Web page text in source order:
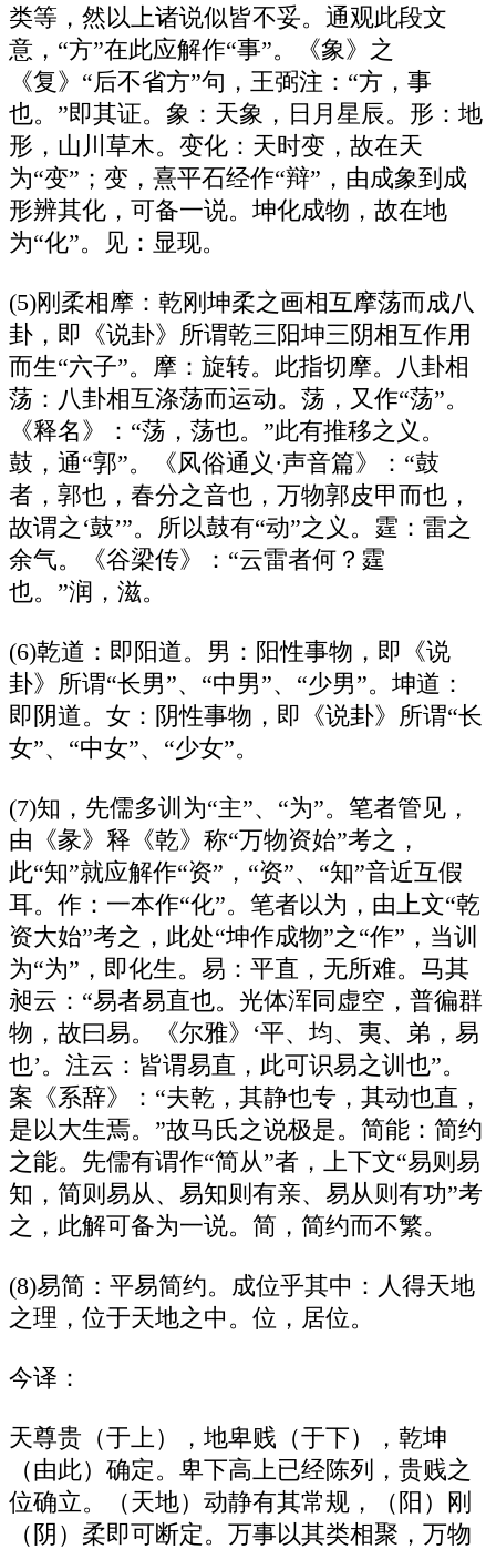
类等，然以上诸说似皆不妥。通观此段文
意，“方”在此应解作“事”。《象》之
《复》“后不省方”句，王弼注：“方，事
也。”即其证。象：天象，日月星辰。形：地
形，山川草木。变化：天时变，故在天
为“变”；变，熹平石经作“辩”，由成象到成
形辨其化，可备一说。坤化成物，故在地
为“化”。见：显现。
(5)刚柔相摩：乾刚坤柔之画相互摩荡而成八
卦，即《说卦》所谓乾三阳坤三阴相互作用
而生“六子”。摩：旋转。此指切摩。八卦相
荡：八卦相互涤荡而运动。荡，又作“荡”。
《释名》：“荡，荡也。”此有推移之义。
鼓，通“郭”。《风俗通义·声音篇》：“鼓
者，郭也，春分之音也，万物郭皮甲而也，
故谓之‘鼓’”。所以鼓有“动”之义。霆：雷之
余气。《谷梁传》：“云雷者何？霆
也。”润，滋。
(6)乾道：即阳道。男：阳性事物，即《说
卦》所谓“长男”、“中男”、“少男”。坤道：
即阴道。女：阴性事物，即《说卦》所谓“长
女”、“中女”、“少女”。
(7)知，先儒多训为“主”、“为”。笔者管见，
由《彖》释《乾》称“万物资始”考之，
此“知”就应解作“资”，“资”、“知”音近互假
耳。作：一本作“化”。笔者以为，由上文“乾
资大始”考之，此处“坤作成物”之“作”，当训
为“为”，即化生。易：平直，无所难。马其
昶云：“易者易直也。光体浑同虚空，普徧群
物，故曰易。《尔雅》‘平、均、夷、弟，易
也’。注云：皆谓易直，此可识易之训也”。
案《系辞》：“夫乾，其静也专，其动也直，
是以大生焉。”故马氏之说极是。简能：简约
之能。先儒有谓作“简从”者，上下文“易则易
知，简则易从、易知则有亲、易从则有功”考
之，此解可备为一说。简，简约而不繁。
(8)易简：平易简约。成位乎其中：人得天地
之理，位于天地之中。位，居位。
今译：
天尊贵（于上），地卑贱（于下），乾坤
（由此）确定。卑下高上已经陈列，贵贱之
位确立。（天地）动静有其常规，（阳）刚
（阴）柔即可断定。万事以其类相聚，万物